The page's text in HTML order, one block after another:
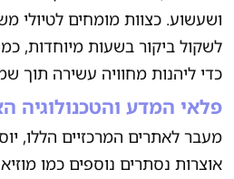
ושעשוע. כצוות מומחים לטיולי
לשקול ביקור בשעות מיוחדות,
כדי ליהנות מחוויה עשירה תוך
פלאי המדע והטכנולוגיה
מעבר לאתרים המרכזיים הללו,
אוצרות נסתרים נוספים כמו